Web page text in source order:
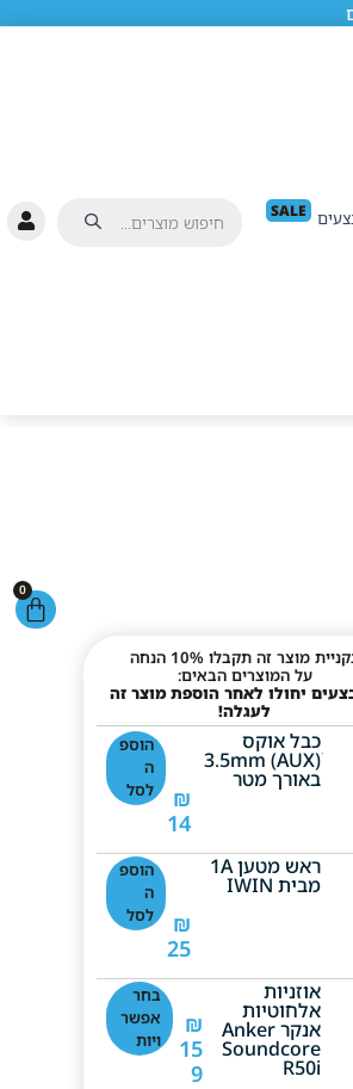
SALE
0
מוצר זה תקבלו 10% הנחה
על המוצרים הבאים:
יחולו לאחר הוספת מוצר זה
לעגלה!
כבל אוקס
ׁ(AUX) 3.5mm
באורך מטר
₪
14
הוספ
ה
לסל
ראש מטען 1A
מבית IWIN
₪
25
הוספ
ה
לסל
אוזניות
אלחוטיות
אנקר Anker
Soundcore
R50i
₪
15
9
בחר
אפשר
ויות